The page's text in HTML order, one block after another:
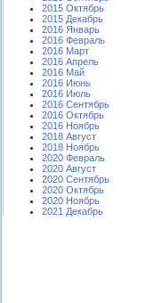
2015 Октябрь
2015 Декабрь
2016 Январь
2016 Февраль
2016 Март
2016 Апрель
2016 Май
2016 Июнь
2016 Июль
2016 Сентябрь
2016 Октябрь
2016 Ноябрь
2018 Август
2018 Ноябрь
2020 Февраль
2020 Август
2020 Сентябрь
2020 Октябрь
2020 Ноябрь
2021 Декабрь